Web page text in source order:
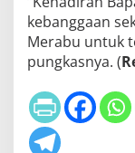
kebanggaan
Merabu untuk
pungkasnya. (